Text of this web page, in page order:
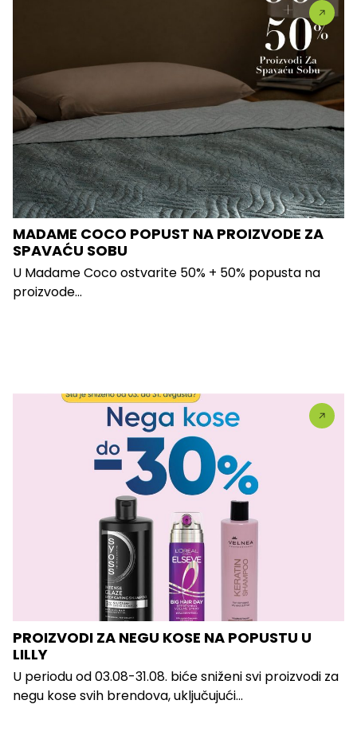
MADAME COCO POPUST NA PROIZVODE ZA
SPAVAĆU SOBU
U Madame Coco ostvarite 50% + 50% popusta na
proizvode...
PROIZVODI ZA NEGU KOSE NA POPUSTU U
LILLY
U periodu od 03.08-31.08. biće sniženi svi proizvodi za
negu kose svih brendova, uključujući...